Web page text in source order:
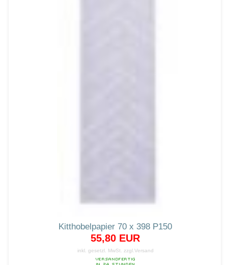
Kitthobelpapier 70 x 398 P150
55,80 EUR
inkl. gesetzl. MwSt. zzgl.Versand